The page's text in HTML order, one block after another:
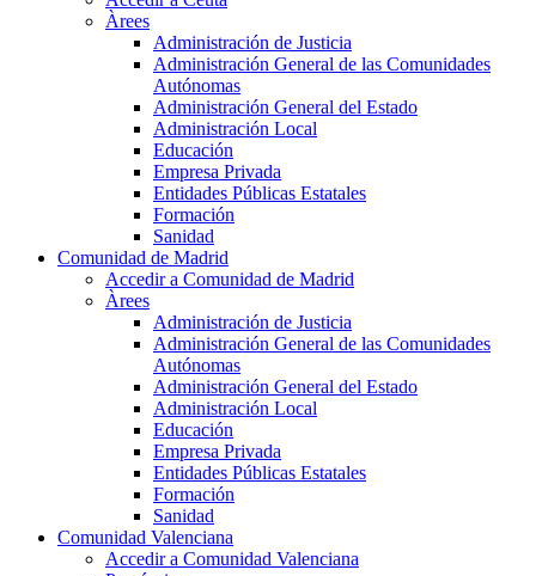
Àrees
Administración de Justicia
Administración General de las Comunidades
Autónomas
Administración General del Estado
Administración Local
Educación
Empresa Privada
Entidades Públicas Estatales
Formación
Sanidad
Comunidad de Madrid
Accedir a Comunidad de Madrid
Àrees
Administración de Justicia
Administración General de las Comunidades
Autónomas
Administración General del Estado
Administración Local
Educación
Empresa Privada
Entidades Públicas Estatales
Formación
Sanidad
Comunidad Valenciana
Accedir a Comunidad Valenciana